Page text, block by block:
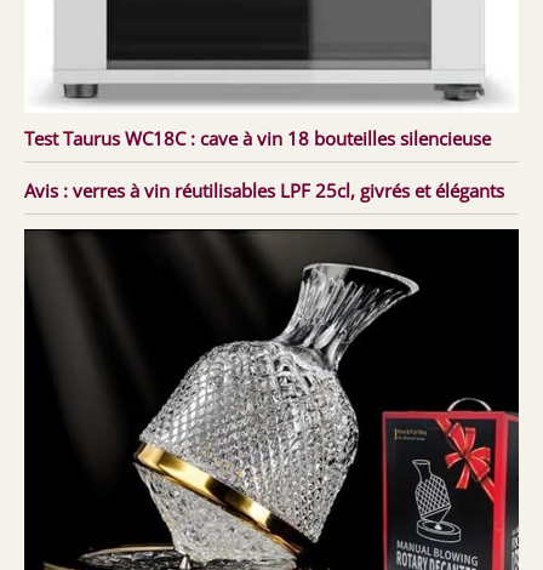
Test Taurus WC18C : cave à vin 18 bouteilles silencieuse
Avis : verres à vin réutilisables LPF 25cl, givrés et élégants